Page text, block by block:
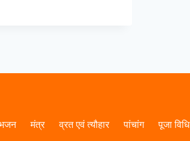
मंत्र व्रत एवं त्यौहार पांचांग पूजा विधि